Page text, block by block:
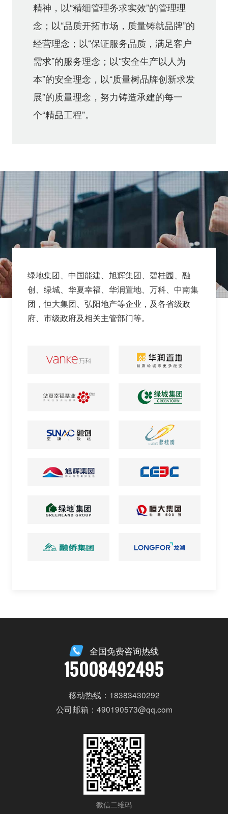
精神，以“精细管理务求实效”的管理理
念；以“品质开拓市场，质量铸就品牌”的
经营理念；以“保证服务品质，满足客户
需求”的服务理念；以“安全生产以人为
本”的安全理念，以“质量树品牌创新求发
展”的质量理念，努力铸造承建的每一
个“精品工程”。
绿地集团、中国能建、旭辉集团、碧桂园、融
创、绿城、华夏幸福、华润置地、万科、中南集
团，恒大集团、弘阳地产等企业，及各省级政
府、市级政府及相关主管部门等。
全国免费咨询热线
15008492495
移动热线：18383430292
公司邮箱：490190573@qq.com
微信二维码